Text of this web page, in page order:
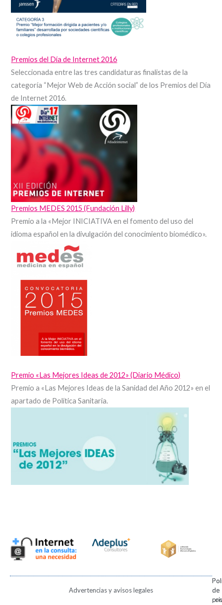
Premios del Día de Internet 2016
Seleccionada entre las tres candidaturas finalistas de la
categoría “Mejor Web de Acción social” de los Premios del Día
de Internet 2016.
Premios MEDES 2015 (Fundación Lilly)
Premio a la «Mejor INICIATIVA en el fomento del uso del
idioma español en la divulgación del conocimiento biomédico».
Premio «Las Mejores Ideas de 2012» (Diario Médico)
Premio a «Las Mejores Ideas de la Sanidad del Año 2012» en el
apartado de Política Sanitaria.
Advertencias y avisos legales
de
de